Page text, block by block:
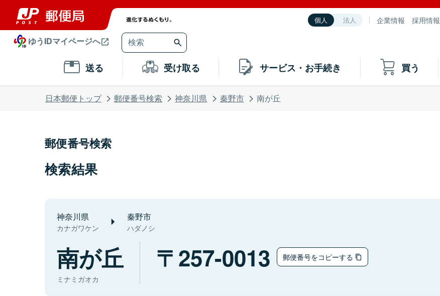
個人 法人 企業情報 採用情報
ゆうIDマイページへ
送る 受け取る サービス・お手続き 買う
日本郵便トップ 郵便番号検索 神奈川県 秦野市 南が丘
郵便番号検索
検索結果
神奈川県
カナガワケン
秦野市
ハダノシ
南が丘
ミナミガオカ
257-0013 郵便番号をコピーする